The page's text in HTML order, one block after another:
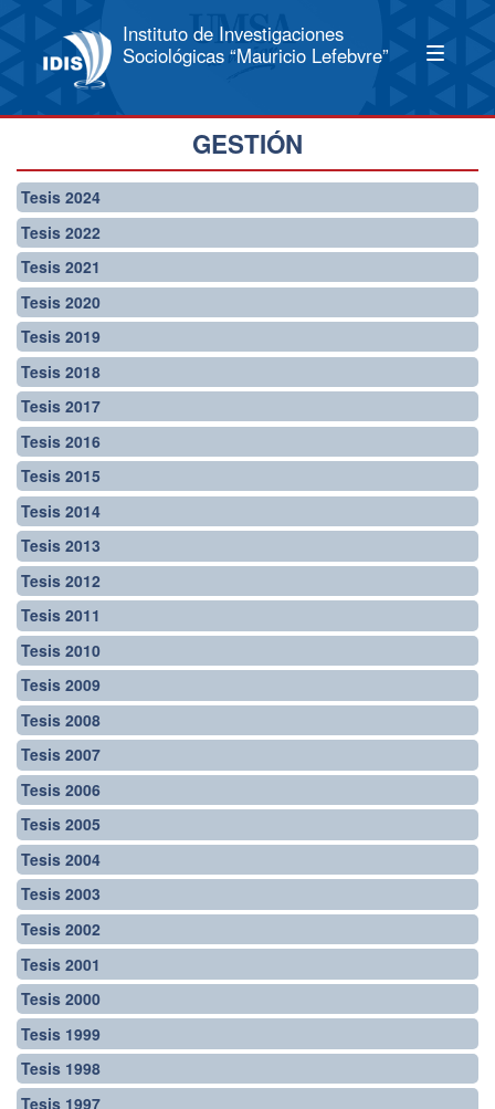
Instituto de Investigaciones
Sociológicas “Mauricio Lefebvre”
GESTIÓN
Tesis 2024
Tesis 2022
Tesis 2021
Tesis 2020
Tesis 2019
Tesis 2018
Tesis 2017
Tesis 2016
Tesis 2015
Tesis 2014
Tesis 2013
Tesis 2012
Tesis 2011
Tesis 2010
Tesis 2009
Tesis 2008
Tesis 2007
Tesis 2006
Tesis 2005
Tesis 2004
Tesis 2003
Tesis 2002
Tesis 2001
Tesis 2000
Tesis 1999
Tesis 1998
Tesis 1997